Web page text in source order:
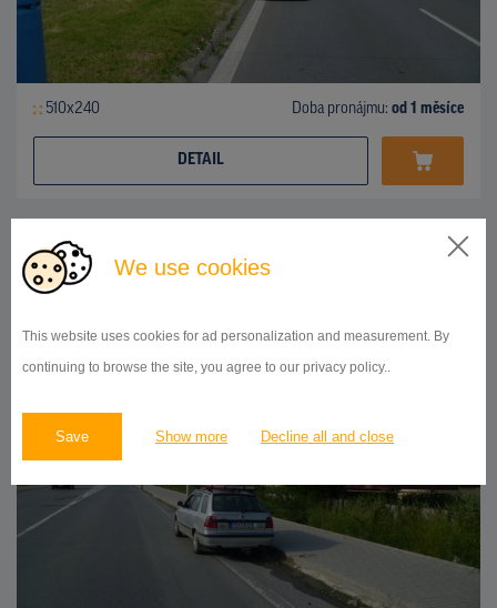
We use cookies
This website uses cookies for ad personalization and measurement. By
continuing to browse the site, you agree to our privacy policy..
Save Show more Decline all and close
510x240 Doba pronájmu: od 1 měsíce
DETAIL
BILLBOARD
ul.Košická, Prešov